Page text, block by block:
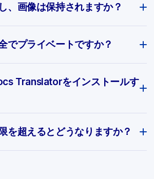
、画像は保持されますか？
でプライベートですか？
Translatorをインストールす
を超えるとどうなりますか？